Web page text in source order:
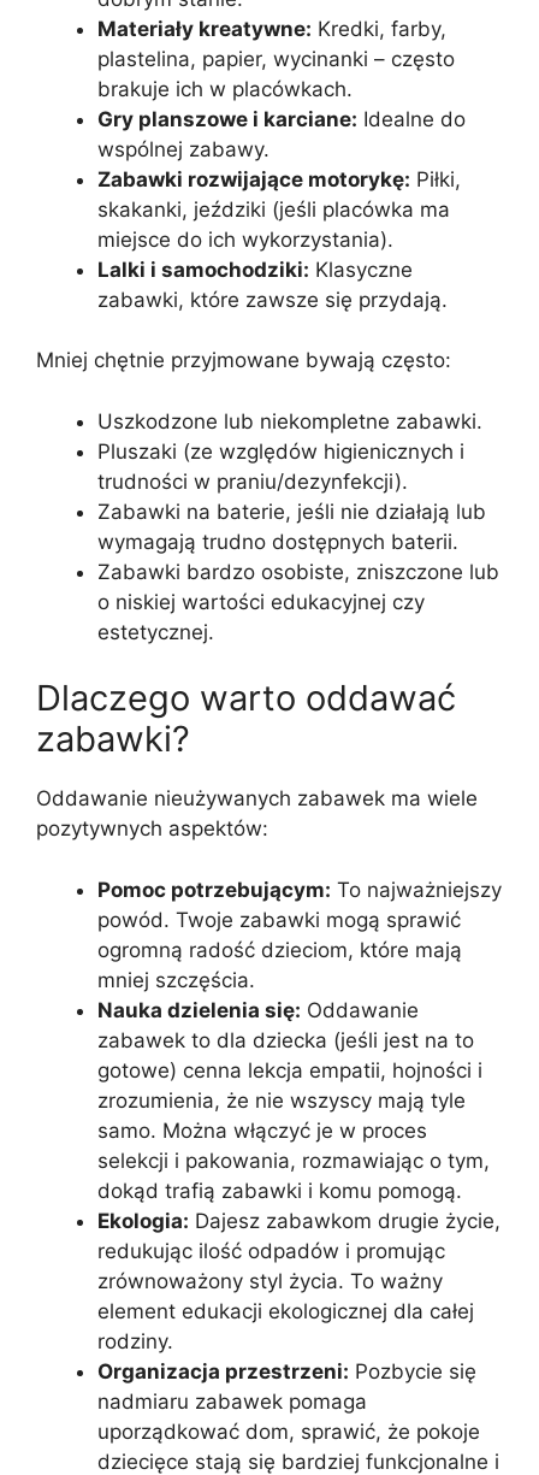
Materiały kreatywne: Kredki, farby,
plastelina, papier, wycinanki – często
brakuje ich w placówkach.
Gry planszowe i karciane: Idealne do
wspólnej zabawy.
Zabawki rozwijające motorykę: Piłki,
skakanki, jeździki (jeśli placówka ma
miejsce do ich wykorzystania).
Lalki i samochodziki: Klasyczne
zabawki, które zawsze się przydają.
Mniej chętnie przyjmowane bywają często:
Uszkodzone lub niekompletne zabawki.
Pluszaki (ze względów higienicznych i
trudności w praniu/dezynfekcji).
Zabawki na baterie, jeśli nie działają lub
wymagają trudno dostępnych baterii.
Zabawki bardzo osobiste, zniszczone lub
o niskiej wartości edukacyjnej czy
estetycznej.
Dlaczego warto oddawać
zabawki?
Oddawanie nieużywanych zabawek ma wiele
pozytywnych aspektów:
Pomoc potrzebującym: To najważniejszy
powód. Twoje zabawki mogą sprawić
ogromną radość dzieciom, które mają
mniej szczęścia.
Nauka dzielenia się: Oddawanie
zabawek to dla dziecka (jeśli jest na to
gotowe) cenna lekcja empatii, hojności i
zrozumienia, że nie wszyscy mają tyle
samo. Można włączyć je w proces
selekcji i pakowania, rozmawiając o tym,
dokąd trafią zabawki i komu pomogą.
Ekologia: Dajesz zabawkom drugie życie,
redukując ilość odpadów i promując
zrównoważony styl życia. To ważny
element edukacji ekologicznej dla całej
rodziny.
Organizacja przestrzeni: Pozbycie się
nadmiaru zabawek pomaga
uporządkować dom, sprawić, że pokoje
dziecięce stają się bardziej funkcjonalne i